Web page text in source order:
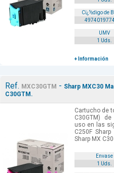
Cï¿½digo de
UMV
1 Uds.
+ Información
Ref. MXC30GTM - Sharp MXC30
C30GTM.
Cartucho de
C30GTM)
uso en las
C250F
Sharp MX
Envase
1 Uds.